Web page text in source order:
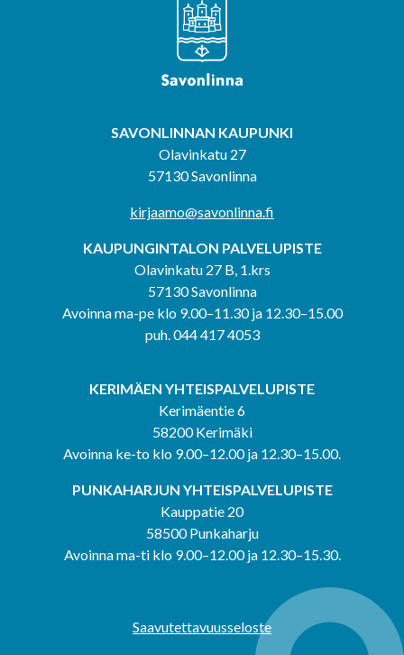
SAVONLINNAN KAUPUNKI
Olavinkatu 27
57130 Savonlinna
kirjaamo@savonlinna.fi
KAUPUNGINTALON PALVELUPISTE
Olavinkatu 27 B, 1.krs
57130 Savonlinna
Avoinna ma-pe klo 9.00–11.30 ja 12.30–15.00
puh. 044 417 4053
KERIMÄEN YHTEISPALVELUPISTE
Kerimäentie 6
58200 Kerimäki
Avoinna ke-to klo 9.00–12.00 ja 12.30–15.00.
PUNKAHARJUN YHTEISPALVELUPISTE
Kauppatie 20
58500 Punkaharju
Avoinna ma-ti klo 9.00–12.00 ja 12.30–15.30.
Saavutettavuusseloste